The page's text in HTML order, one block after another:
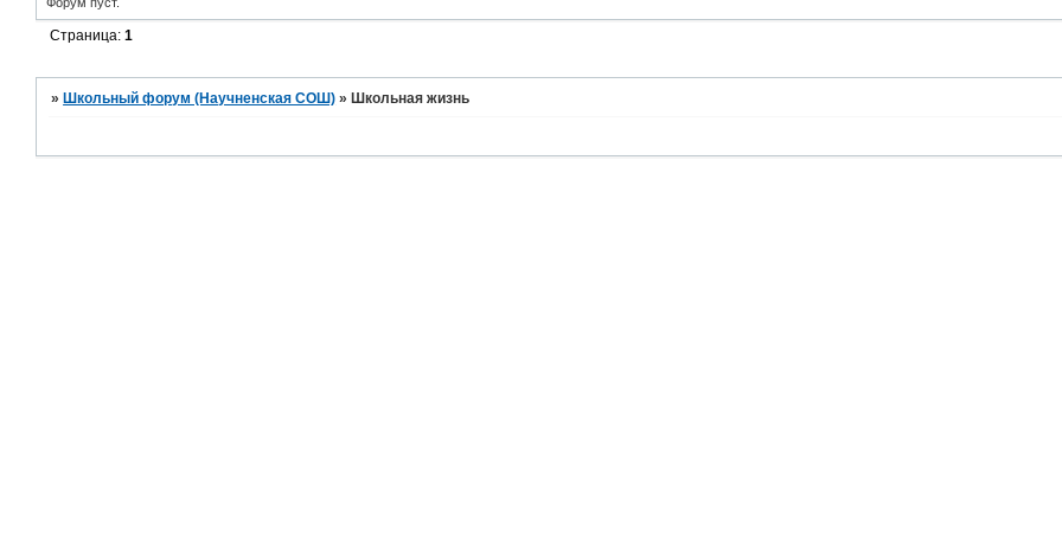
Страница:1
» Школьный форум (Научненская СОШ) » Школьная жизнь